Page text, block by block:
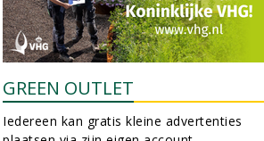
GREEN OUTLET
Iedereen kan gratis kleine advertenties